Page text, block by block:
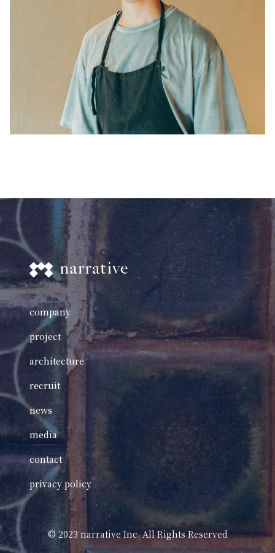
company
project
architecture
recruit
news
media
contact
privacy policy
©️ 2023 narrative Inc. All Rights Reserved